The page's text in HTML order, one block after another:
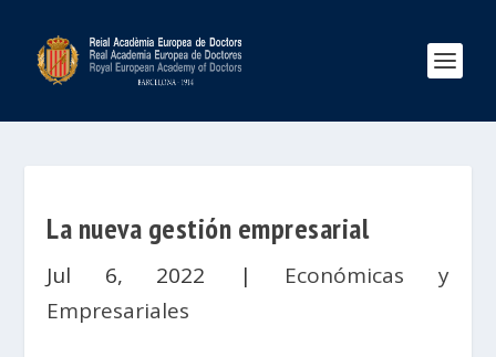
La nueva gestión empresarial
Jul 6, 2022 | Económicas y
Empresariales